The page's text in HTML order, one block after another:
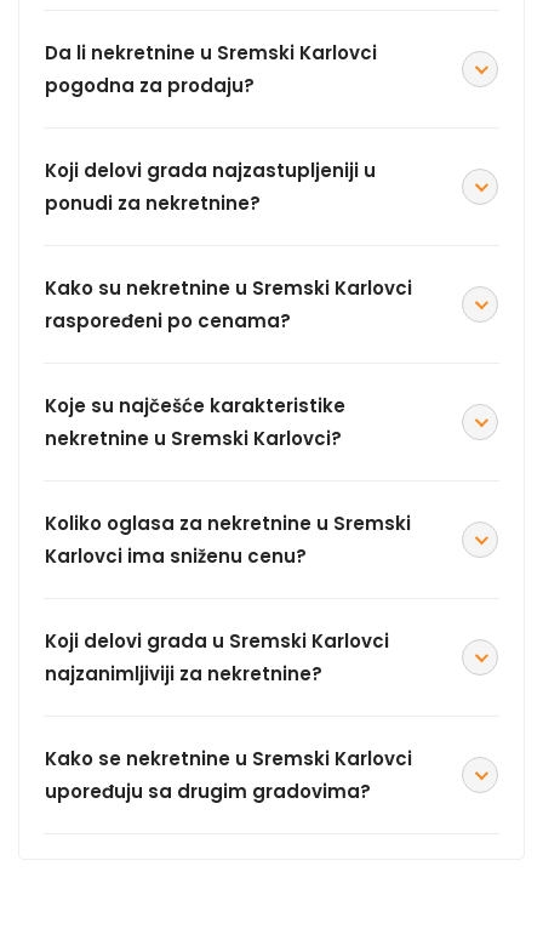
Da li nekretnine u Sremski Karlovci
pogodna za prodaju?
Koji delovi grada najzastupljeniji u
ponudi za nekretnine?
Kako su nekretnine u Sremski Karlovci
raspoređeni po cenama?
Koje su najčešće karakteristike
nekretnine u Sremski Karlovci?
Koliko oglasa za nekretnine u Sremski
Karlovci ima sniženu cenu?
Koji delovi grada u Sremski Karlovci
najzanimljiviji za nekretnine?
Kako se nekretnine u Sremski Karlovci
upoređuju sa drugim gradovima?